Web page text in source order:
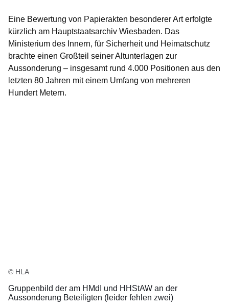
Eine Bewertung von Papierakten besonderer Art erfolgte
kürzlich am Hauptstaatsarchiv Wiesbaden. Das
Ministerium des Innern, für Sicherheit und Heimatschutz
brachte einen Großteil seiner Altunterlagen zur
Aussonderung – insgesamt rund 4.000 Positionen aus den
letzten 80 Jahren mit einem Umfang von mehreren
Hundert Metern.
© HLA
Gruppenbild der am HMdI und HHStAW an der
Aussonderung Beteiligten (leider fehlen zwei)